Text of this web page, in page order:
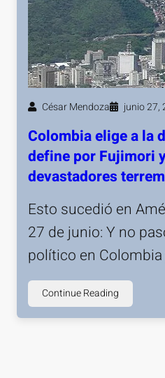
César Mendoza junio 27,
Colombia elige a la
define por Fujimori
devastadores
Esto sucedió en
27 de junio: Y no
político en
Continue Reading